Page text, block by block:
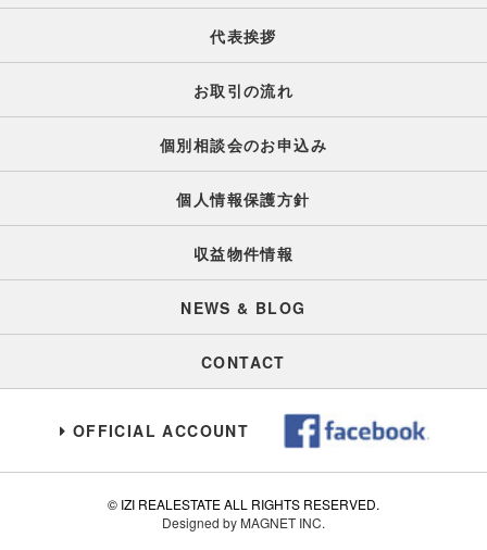
代表挨拶
お取引の流れ
個別相談会のお申込み
個人情報保護方針
収益物件情報
NEWS & BLOG
CONTACT
OFFICIAL ACCOUNT
© IZI REALESTATE ALL RIGHTS RESERVED.
Designed by MAGNET INC.